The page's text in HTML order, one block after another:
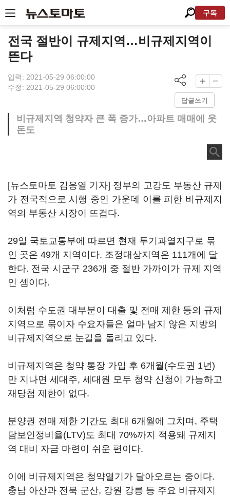
구독
전국 절반이 규제지역…비규제지역이
뜬다
입력: 2021-05-29 06:00:00
수정: 2021-05-29 06:00:00
답글쓰기
비규제지역 청약자 큰 폭 증가…아파트 매매에 웃
돈도
[뉴스토마토 김응열 기자] 정부의 고강도 부동산 규제
가 전국적으로 시행 중인 가운데 이를 피한 비규제지
역의 부동산 시장이 뜨겁다.
29일 국토교통부에 따르면 현재 투기과열지구로 묶
인 곳은 49개 지역이다. 조정대상지역은 111개에 달
한다. 전국 시군구 236개 중 절반 가까이가 규제 지역
인 셈이다.
이처럼 수도권 대부분이 대출 및 전매 제한 등의 규제
지역으로 묶이자 수요자들은 얼마 남지 않은 지방의
비규제지역으로 눈길을 돌리고 있다.
비규제지역은 청약 통장 가입 후 6개월(수도권 1년)
만 지나면 세대주, 세대원 모두 청약 신청이 가능하고
재당첨 제한이 없다.
분양권 전매 제한 기간도 최대 6개월에 그치며, 주택
담보인정비율(LTV)도 최대 70%까지 적용돼 규제지
역 대비 자금 마련이 쉬운 편이다.
이에 비규제지역은 청약열기가 달아오르는 중이다.
충남 아산과 전북 군산, 강원 강릉 등 주요 비규제지